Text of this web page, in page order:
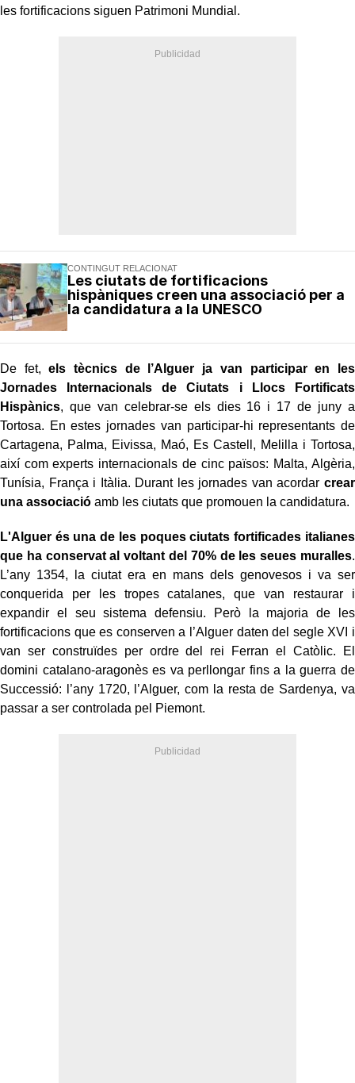
les fortificacions siguen Patrimoni Mundial.
CONTINGUT RELACIONAT
Les ciutats de fortificacions
hispàniques creen una associació per a
la candidatura a la UNESCO
De fet,els tècnics de l’Alguer ja van participar en les
Jornades Internacionals de Ciutats i Llocs Fortificats
Hispànics, que van celebrar-se els dies 16 i 17 de juny a
Tortosa. En estes jornades van participar-hi representants de
Cartagena, Palma, Eivissa, Maó, Es Castell, Melilla i Tortosa,
així com experts internacionals de cinc països: Malta, Algèria,
Tunísia, França i Itàlia. Durant les jornades van acordar crear
una associació amb les ciutats que promouen la candidatura.
L'Alguer és una de les poques ciutats fortificades italianes
que ha conservat al voltant del 70% de les seues muralles.
L’any 1354, la ciutat era en mans dels genovesos i va ser
conquerida per les tropes catalanes, que van restaurar i
expandir el seu sistema defensiu. Però la majoria de les
fortificacions que es conserven a l’Alguer daten del segle XVI i
van ser construïdes per ordre del rei Ferran el Catòlic. El
domini catalano-aragonès es va perllongar fins a la guerra de
Successió: l’any 1720, l’Alguer, com la resta de Sardenya, va
passar a ser controlada pel Piemont.